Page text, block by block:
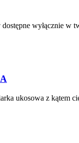
wyłącznie
ukosowa z kątem